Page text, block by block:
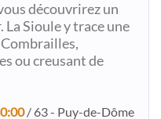
découvrirez un
Sioule y trace une
ou creusant de
/ 63 - Puy-de-Dôme